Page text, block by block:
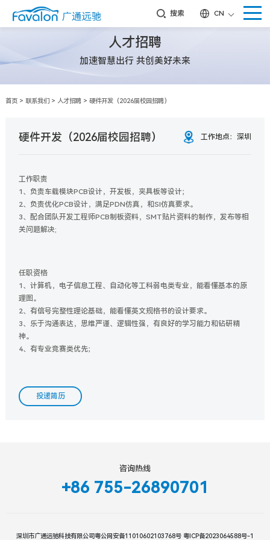
搜索 CN
人才招聘
加速智慧出行 共创美好未来
首页> 联系我们> 人才招聘> 硬件开发（2026届校园招聘）
硬件开发（2026届校园招聘） 工作地点：深圳
工作职责
1、负责车载模块PCB设计，开发板，夹具板等设计；
2、负责优化PCB设计，满足PDN仿真，和SI仿真要求。
3、配合团队开发工程师PCB制板资料，SMT贴片资料的制作，发布等相
关问题解决;
任职资格
1、计算机，电子信息工程、自动化等工科弱电类专业，能看懂基本的原
理图。
2、有信号完整性理论基础，能看懂英文规格书的设计要求。
3、乐于沟通表达，思维严谨、逻辑性强，有良好的学习能力和钻研精
神。
4、有专业竞赛类优先；
投递简历
咨询热线
+86 755-26890701
深圳市广通远驰科技有限公司粤公网安备11010602103768号 粤ICP备2023064588号-1